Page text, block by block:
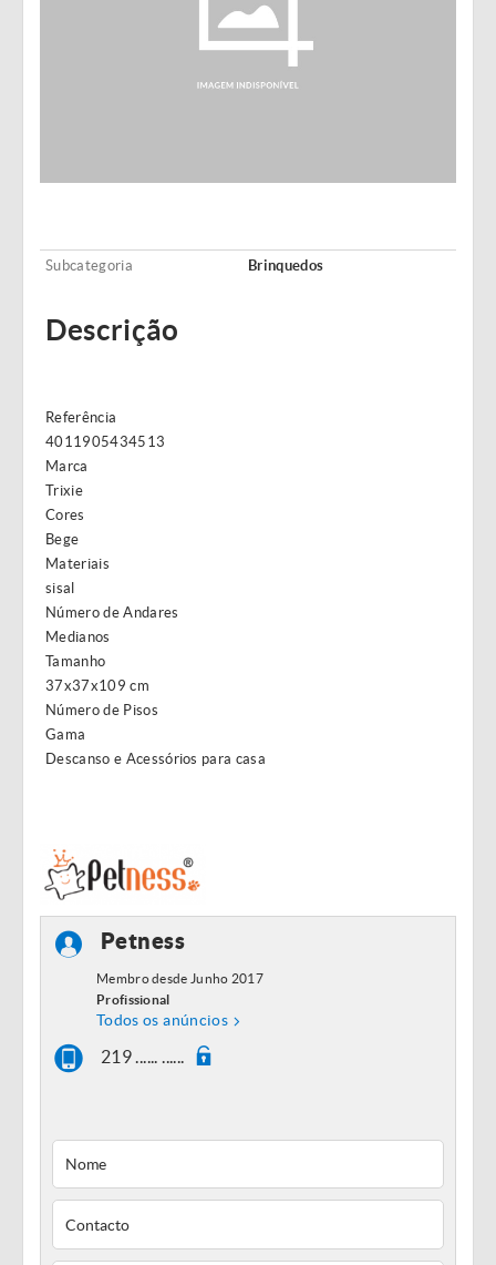
Subcategoria Brinquedos
Descrição
Referência
4011905434513
Marca
Trixie
Cores
Bege
Materiais
sisal
Número de Andares
Medianos
Tamanho
37x37x109 cm
Número de Pisos
Gama
Descanso e Acessórios para casa
Petness
Membro desde Junho 2017
Profissional
Todos os anúncios
219 ...... ......